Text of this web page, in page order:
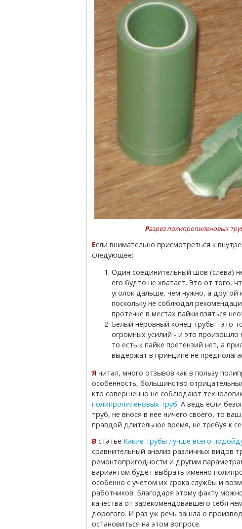
Разрез полипропиленовых
Если внимательно присмотреться к внутреннему срезу, то отчетливо видно,
следующее:
Один соединительный шов (слева)
его будто не хватает. Это от того,
уголок дальше, чем нужно, а другой
поскольку не соблюдал
протечке в местах пайки взяться
Белый неровный конец трубы - это
огромных усилий - и это произошло
то есть к пайке претензий нет, а
выдержат в принципе не
Я читал, много отзывов как в пользу полипропилена, так и против него и заметил одну
особенность, большинство
кто совершенно не соблюдают
полипропиленовых труб. А ведь если
труб, не внося в нее ничего своего, то
правдой длительное время, не требуя к
В статье Какие трубы лучше всего
сравнительный анализ различных видов
ремонтопригодности и другим
вариантом будет выбрать именно
особенно с учетом их срока службы и
работников. Благодаря этому факту
качества от зарекомендовавшего себя
дорогого. И раз уж речь зашла о
остановиться на этом вопросе.